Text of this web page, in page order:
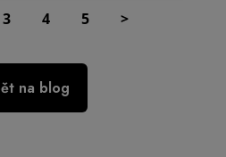
pro dárce
plazmě